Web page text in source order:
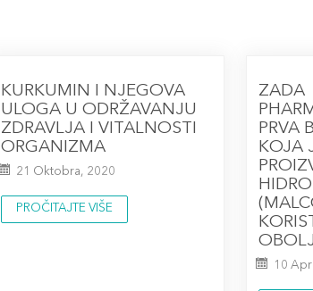
KURKUMIN I NJEGOVA
ULOGA U ODRŽAVANJU
ZDRAVLJA I VITALNOSTI
ORGANIZMA
21 Oktobra, 2020
PROČITAJTE VIŠE
ZADA
PRVA
KOJA
10